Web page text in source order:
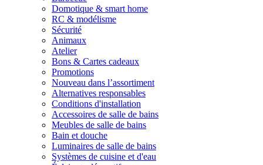
Domotique & smart home
RC & modélisme
Sécurité
Animaux
Atelier
Bons & Cartes cadeaux
Promotions
Nouveau dans l’assortiment
Alternatives responsables
Conditions d'installation
Accessoires de salle de bains
Meubles de salle de bains
Bain et douche
Luminaires de salle de bains
Systèmes de cuisine et d'eau